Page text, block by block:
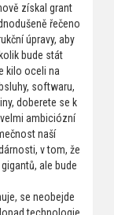
získal grant
řečeno
úpravy, aby
bude stát
kilo oceli na
softwaru,
doberete se k
ambiciózní
naší
v tom, že
ale bude
se neobejde